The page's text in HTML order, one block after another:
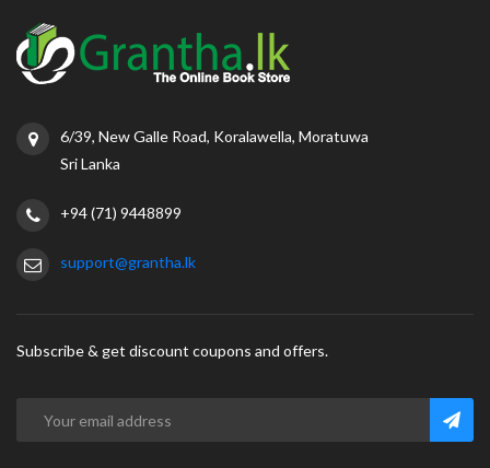
6/39, New Galle Road, Koralawella, Moratuwa
Sri Lanka
+94 (71) 9448899
support@grantha.lk
Subscribe & get discount coupons and offers.